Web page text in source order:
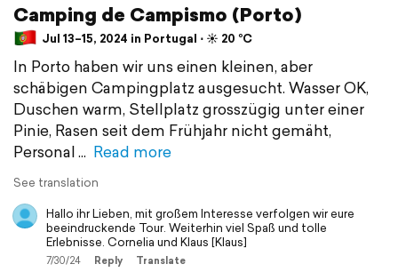
Camping de Campismo (Porto)
Jul 13–15, 2024 in Portugal ⋅ ☀️ 20 °C
In Porto haben wir uns einen kleinen, aber
schäbigen Campingplatz ausgesucht. Wasser OK,
Duschen warm, Stellplatz grosszügig unter einer
Pinie, Rasen seit dem Frühjahr nicht gemäht,
Personal
Read more
See translation
Hallo ihr Lieben, mit großem Interesse verfolgen wir eure
beeindruckende Tour. Weiterhin viel Spaß und tolle
Erlebnisse. Cornelia und Klaus [Klaus]
7/30/24 Reply Translate